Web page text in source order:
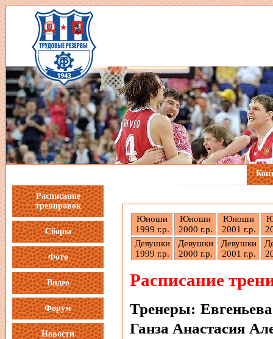
Расписание
тренировок
Сборы
Фото
Видео
Форум
Новости
Юноши
1999 г.р.
Юноши
2000 г.р.
Юноши
2001 г.р.
Девушки
1999 г.р.
Девушки
2000 г.р.
Девушки
2001 г.р.
Расписание
Тренеры:
Ганза Анастасия